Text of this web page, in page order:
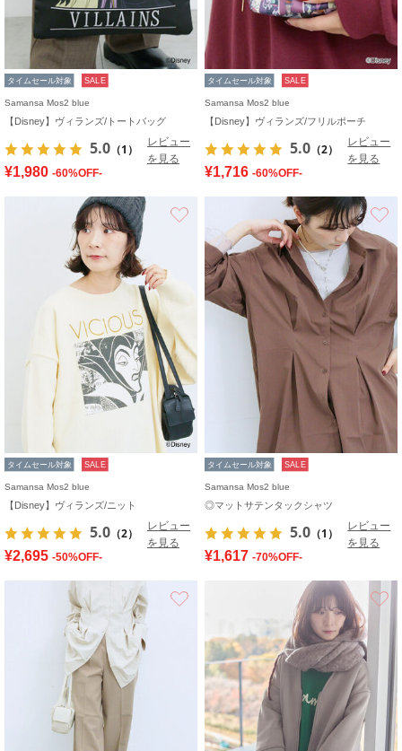
タイムセール対象 SALE
Samansa Mos2 blue
【Disney】ヴィランズ/トートバッグ
5.0 （1）
レビュー
を見る
¥1,980 -60%OFF-
タイムセール対象 SALE
Samansa Mos2 blue
【Disney】ヴィランズ/フリルポーチ
5.0 （2）
レビュー
を見る
¥1,716 -60%OFF-
タイムセール対象 SALE
Samansa Mos2 blue
【Disney】ヴィランズ/ニット
5.0 （2）
レビュー
を見る
¥2,695 -50%OFF-
タイムセール対象 SALE
Samansa Mos2 blue
◎マットサテンタックシャツ
5.0 （1）
レビュー
を見る
¥1,617 -70%OFF-